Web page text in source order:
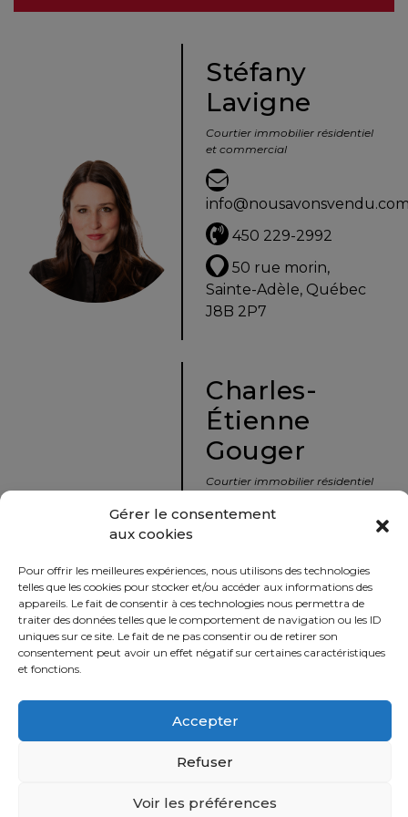
Gérer le consentement
aux cookies
Pour offrir les meilleures expériences, nous utilisons des technologies
telles que les cookies pour stocker et/ou accéder aux informations des
appareils. Le fait de consentir à ces technologies nous permettra de
traiter des données telles que le comportement de navigation ou les ID
uniques sur ce site. Le fait de ne pas consentir ou de retirer son
consentement peut avoir un effet négatif sur certaines caractéristiques
et fonctions.
Accepter
Refuser
Voir les préférences
Évaluation
Avec
un
immobilier
vers
la
tranquillité
d’esprit
défi
Stéfany
Lavigne
Courtier immobilier résidentiel
et commercial
450 229-2992
50 rue morin,
Sainte-Adèle, Québec
J8B 2P7
Charles-
Étienne
Gouger
Courtier immobilier résidentiel
450 229-2992
50 rue morin,
Sainte-Adèle, Québec
J8B 2P7
Partager
Politique